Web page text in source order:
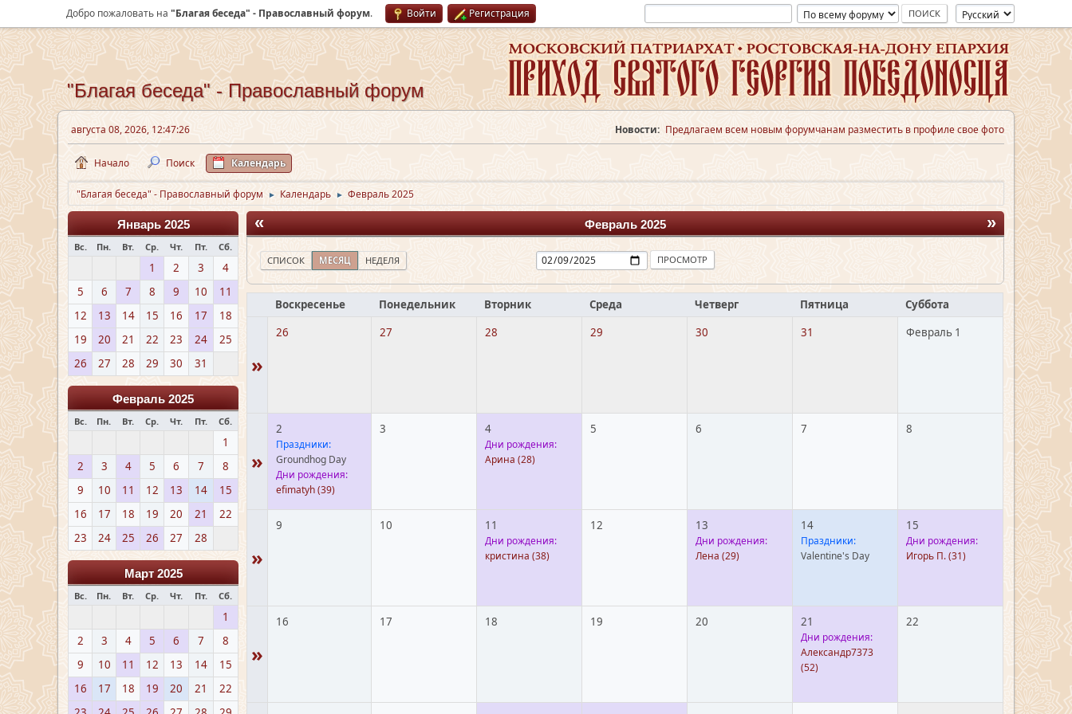
Добро пожаловать на "Благая беседа" - Православный форум. Войти Регистрация
"Благая беседа" - Православный форум
августа 08, 2026, 12:47:26 Новости: Предлагаем всем новым форумчанам разместить в профиле свое фото
Начало Поиск Календарь
"Благая беседа" - Православный форум ► Календарь ► Февраль 2025
Январь 2025
Вс. Пн. Вт. Ср. Чт. Пт. Сб.
1 2 3
4
5
6 7 8 9 10
11
12
13 14 15 16 17
18
19
20 21 22 23 24
25
26
27 28 29 30 31
Февраль 2025
Вс. Пн. Вт. Ср. Чт. Пт. Сб.
1
2
3 4 5 6 7
8
9
10 11 12 13 14
15
16
17 18 19 20 21
22
23
24 25 26 27 28
Март 2025
Вс. Пн. Вт. Ср. Чт. Пт. Сб.
1
2
3 4 5 6 7
8
9
10 11 12 13 14
15
16
17 18 19 20 21
22
« »
Февраль 2025
СПИСОК МЕСЯЦ НЕДЕЛЯ
Воскресенье Понедельник Вторник Среда Четверг Пятница Суббота
»
26 27 28 29 30 31 Февраль 1
»
2
Праздники:
Groundhog Day
Дни рождения:
efimatyh(39)
3 4
Дни рождения:
Арина (28)
5 6 7 8
»
9 10 11
Дни рождения:
кристина (38)
12 13
Дни рождения:
Лена (29)
14
Праздники:
Valentine's Day
15
Дни рождения:
Игорь П.(31)
»
16 17 18 19 20 21
Дни рождения:
Александр7373
(52)
22